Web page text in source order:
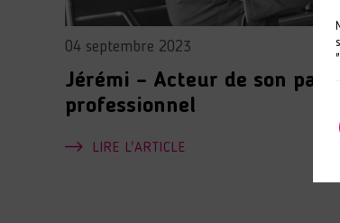
04 septembre 2023
Jérémi – Acteur de son
professionnel
LIRE L'ARTICLE